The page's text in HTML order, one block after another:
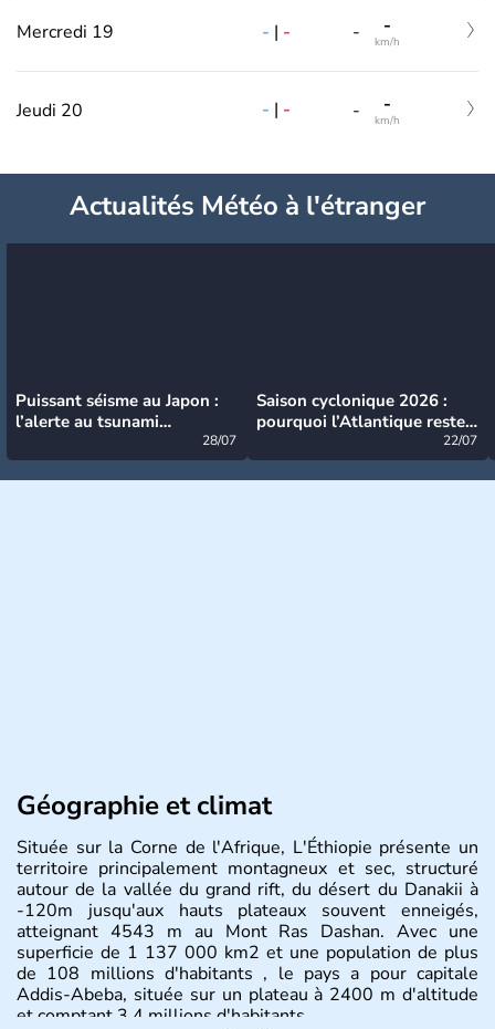
Mercredi 19 - | - - -
km/h
Jeudi 20 - | - - -
km/h
Actualités Météo à l'étranger
Puissant séisme au Japon :
l’alerte au tsunami
28/07
Saison cyclonique 2026 :
pourquoi l’Atlantique reste
22/07
Géographie et climat
Située sur la Corne de l'Afrique, L'Éthiopie présente un
territoire principalement montagneux et sec, structuré
autour de la vallée du grand rift, du désert du Danakii à
-120m jusqu'aux hauts plateaux souvent enneigés,
atteignant 4543 m au Mont Ras Dashan. Avec une
superficie de 1 137 000 km2 et une population de plus
de 108 millions d'habitants , le pays a pour capitale
Addis-Abeba, située sur un plateau à 2400 m d'altitude
et comptant 3,4 millions d'habitants.